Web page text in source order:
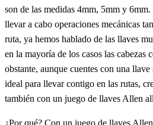
son de las medidas 4mm, 5mm y
llevar a cabo operaciones mecánicas
ruta, ya hemos hablado de las llaves
en la mayoría de los casos las cabezas
obstante, aunque cuentes con una
ideal para llevar contigo en las rutas,
también con un juego de llaves Allen
¿Por qué? Con un juego de llaves